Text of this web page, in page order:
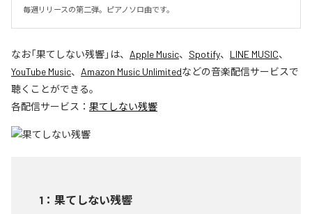
毎週リリースの第二弾。ピアノソロ曲です。
なお「果てしない残響」は、 Apple Music、 Spotify、 LINE MUSIC、
YouTube Music、 Amazon Music Unlimitedなどの音楽配信サービスで
聴くことができる。
各配信サービス： 果てしない残響
1 ： 果てしない残響